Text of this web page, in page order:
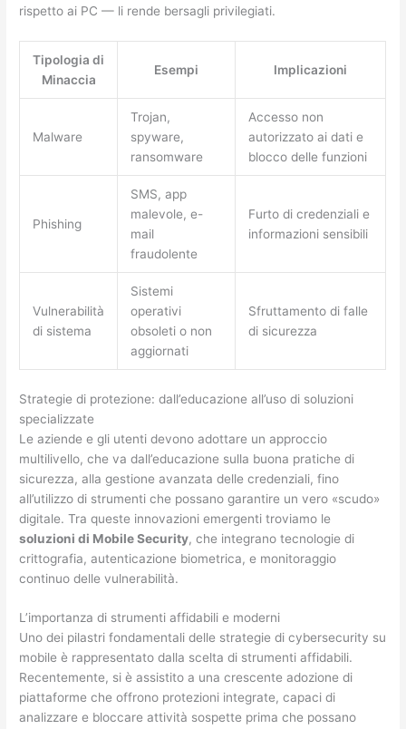
rispetto ai PC — li rende bersagli privilegiati.
Tipologia di
Minaccia
Esempi Implicazioni
Malware
Trojan,
spyware,
ransomware
Accesso non
autorizzato ai dati e
blocco delle funzioni
Phishing
SMS, app
malevole, e-
mail
fraudolente
Furto di credenziali e
informazioni sensibili
Vulnerabilità
di sistema
Sistemi
operativi
obsoleti o non
aggiornati
Sfruttamento di falle
di sicurezza
Strategie di protezione: dall’educazione all’uso di soluzioni
specializzate
Le aziende e gli utenti devono adottare un approccio
multilivello, che va dall’educazione sulla buona pratiche di
sicurezza, alla gestione avanzata delle credenziali, fino
all’utilizzo di strumenti che possano garantire un vero «scudo»
digitale. Tra queste innovazioni emergenti troviamo le
soluzioni di Mobile Security, che integrano tecnologie di
crittografia, autenticazione biometrica, e monitoraggio
continuo delle vulnerabilità.
L’importanza di strumenti affidabili e moderni
Uno dei pilastri fondamentali delle strategie di cybersecurity su
mobile è rappresentato dalla scelta di strumenti affidabili.
Recentemente, si è assistito a una crescente adozione di
piattaforme che offrono protezioni integrate, capaci di
analizzare e bloccare attività sospette prima che possano